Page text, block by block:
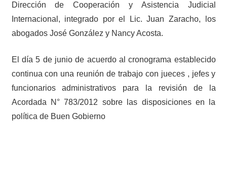
Dirección de Cooperación y Asistencia Judicial
Internacional, integrado por el Lic. Juan Zaracho, los
abogados José González y Nancy Acosta.
El día 5 de junio de acuerdo al cronograma establecido
continua con una reunión de trabajo con jueces , jefes y
funcionarios administrativos para la revisión de la
Acordada N° 783/2012 sobre las disposiciones en la
política de Buen Gobierno